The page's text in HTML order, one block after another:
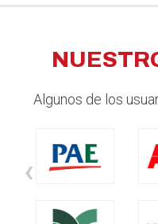
Algunos de los
‹